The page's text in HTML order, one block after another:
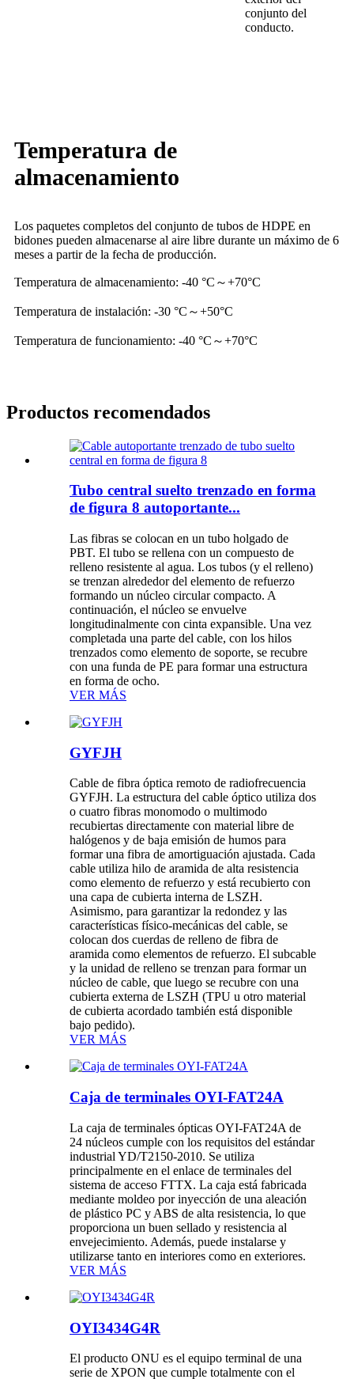
conjunto del
conducto.
Temperatura de
almacenamiento
Los paquetes completos del conjunto de tubos de HDPE en
bidones pueden almacenarse al aire libre durante un máximo de 6
meses a partir de la fecha de producción.
Temperatura de almacenamiento: -40 °C ～+70°C
Temperatura de instalación: -30 °C ～+50°C
Temperatura de funcionamiento: -40 °C ～+70°C
Productos recomendados
Tubo central suelto trenzado en forma
de figura 8 autoportante...
Las fibras se colocan en un tubo holgado de
PBT. El tubo se rellena con un compuesto de
relleno resistente al agua. Los tubos (y el relleno)
se trenzan alrededor del elemento de refuerzo
formando un núcleo circular compacto. A
continuación, el núcleo se envuelve
longitudinalmente con cinta expansible. Una vez
completada una parte del cable, con los hilos
trenzados como elemento de soporte, se recubre
con una funda de PE para formar una estructura
en forma de ocho.
VER MÁS
GYFJH
Cable de fibra óptica remoto de radiofrecuencia
GYFJH. La estructura del cable óptico utiliza dos
o cuatro fibras monomodo o multimodo
recubiertas directamente con material libre de
halógenos y de baja emisión de humos para
formar una fibra de amortiguación ajustada. Cada
cable utiliza hilo de aramida de alta resistencia
como elemento de refuerzo y está recubierto con
una capa de cubierta interna de LSZH.
Asimismo, para garantizar la redondez y las
características físico-mecánicas del cable, se
colocan dos cuerdas de relleno de fibra de
aramida como elementos de refuerzo. El subcable
y la unidad de relleno se trenzan para formar un
núcleo de cable, que luego se recubre con una
cubierta externa de LSZH (TPU u otro material
de cubierta acordado también está disponible
bajo pedido).
VER MÁS
Caja de terminales OYI-FAT24A
La caja de terminales ópticas OYI-FAT24A de
24 núcleos cumple con los requisitos del estándar
industrial YD/T2150-2010. Se utiliza
principalmente en el enlace de terminales del
sistema de acceso FTTX. La caja está fabricada
mediante moldeo por inyección de una aleación
de plástico PC y ABS de alta resistencia, lo que
proporciona un buen sellado y resistencia al
envejecimiento. Además, puede instalarse y
utilizarse tanto en interiores como en exteriores.
VER MÁS
OYI3434G4R
El producto ONU es el equipo terminal de una
serie de XPON que cumple totalmente con el